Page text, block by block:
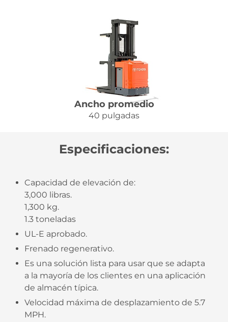
Ancho promedio
40 pulgadas
Especificaciones:
Capacidad de elevación de:
3,000 libras.
1,300 kg.
1.3 toneladas
UL-E aprobado.
Frenado regenerativo.
Es una solución lista para usar que se adapta
a la mayoría de los clientes en una aplicación
de almacén típica.
Velocidad máxima de desplazamiento de 5.7
MPH.